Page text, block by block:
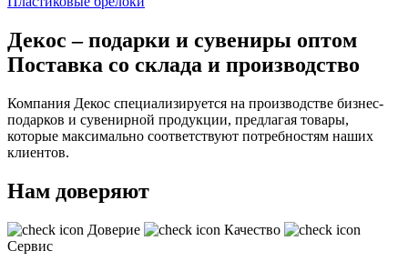
Декос – подарки и сувениры оптом
Поставка со склада и производство
Компания Декос специализируется на производстве бизнес-
подарков и сувенирной продукции, предлагая товары,
которые максимально соответствуют потребностям наших
клиентов.
Нам доверяют
Доверие
Качество
Сервис